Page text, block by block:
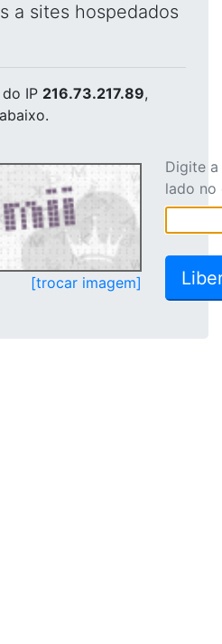
a sites hospedados
do IP 216.73.217.89,
[trocar imagem]
Digite
lado no